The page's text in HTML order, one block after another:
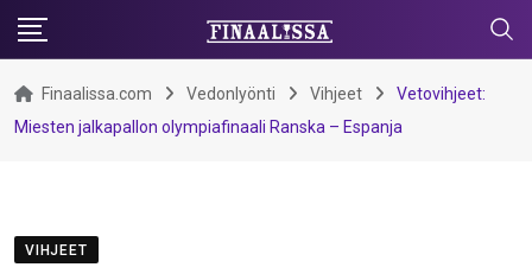
Skip
content
Finaalissa.com Vedonlyönti Vihjeet
Vetovihjeet:
Miesten jalkapallon olympiafinaali Ranska – Espanja
VIHJEET